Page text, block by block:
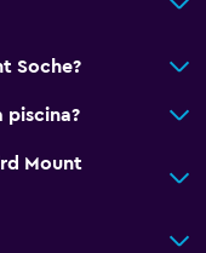
Soche?
piscina?
Mount